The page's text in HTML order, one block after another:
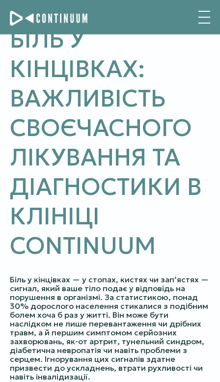
БІЛЬ У
КІНЦІВКАХ:
ВАЖЛИВІСТЬ
СВОЄЧАСНОГО
ЛІКУВАННЯ ТА
ДІАГНОСТИКИ В
КЛІНІЦІ
CONTINUUM
Біль у кінцівках — у стопах, кистях чи зап’ястях —
сигнал, який ваше тіло подає у відповідь на
порушення в організмі. За статистикою, понад
30% дорослого населення стикалися з подібним
болем хоча б раз у житті. Він може бути
наслідком не лише перевантаження чи дрібних
травм, а й першим симптомом серйозних
захворювань, як-от артрит, тунельний синдром,
діабетична невропатія чи навіть проблеми з
серцем. Ігнорування цих сигналів здатне
призвести до ускладнень, втрати рухливості чи
навіть інвалідизації.